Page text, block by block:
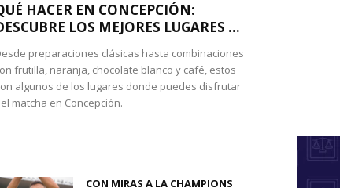
HACER EN CONCEPCIÓN:
LOS MEJORES LUGARES ...
preparaciones clásicas hasta combinaciones
frutilla, naranja, chocolate blanco y café, estos
algunos de los lugares donde puedes disfrutar
matcha en Concepción.
CON MIRAS A LA CHAMPIONS